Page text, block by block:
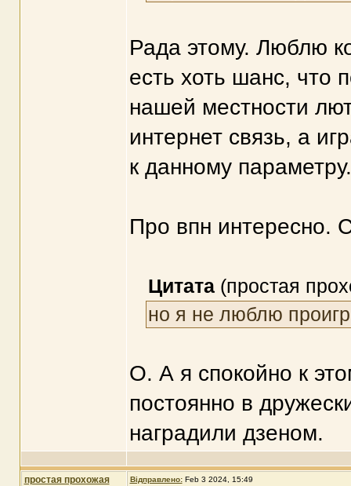
Рада этому. Люблю
есть хоть шанс, что
нашей местности
интернет связь, а
к данному параметру.
Про впн интересно.
Цитата(простая
но я не люблю
О. А я спокойно к
постоянно в
наградили дзеном.
простая прохожая Відправлено: Feb 3 2024, 15:49